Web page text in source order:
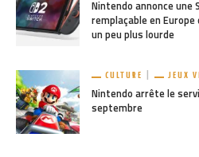
Nintendo annonce
remplaçable en
un peu plus lourde
CULTURE JEUX
Nintendo arrête le
septembre